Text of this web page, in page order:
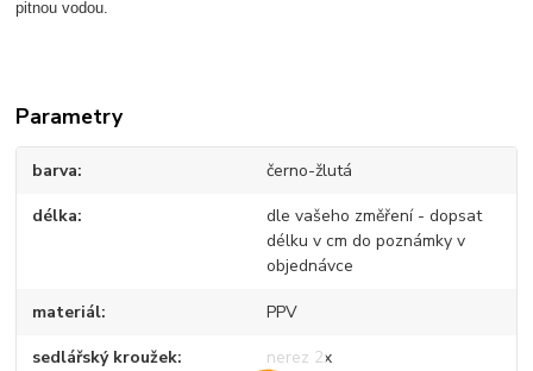
pitnou vodou.
Parametry
barva černo-žlutá
délka
dle vašeho změření - dopsat
délku v cm do poznámky v
objednávce
materiál PPV
sedlářský kroužek nerez 2x